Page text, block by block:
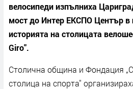
велосипеди изпълниха
мост до Интер ЕКСПО Център
историята на столицата
Giro".
Столична община и Фондация
столица на спорта"